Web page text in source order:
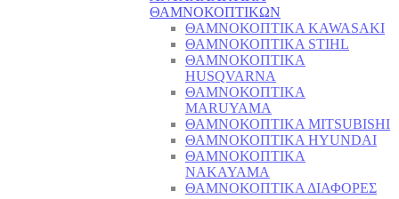
ΘΑΜΝΟΚΟΠΤΙΚΩΝ
ΘΑΜΝΟΚΟΠΤΙΚΑ KAWASAKI
ΘΑΜΝΟΚΟΠΤΙΚΑ STIHL
ΘΑΜΝΟΚΟΠΤΙΚΑ
HUSQVARNA
ΘΑΜΝΟΚΟΠΤΙΚΑ
MARUYAMA
ΘΑΜΝΟΚΟΠΤΙΚΑ MITSUBISHI
ΘΑΜΝΟΚΟΠΤΙΚΑ HYUNDAI
ΘΑΜΝΟΚΟΠΤΙΚΑ
NAKAYAMA
ΘΑΜΝΟΚΟΠΤΙΚΑ ΔΙΑΦΟΡΕΣ